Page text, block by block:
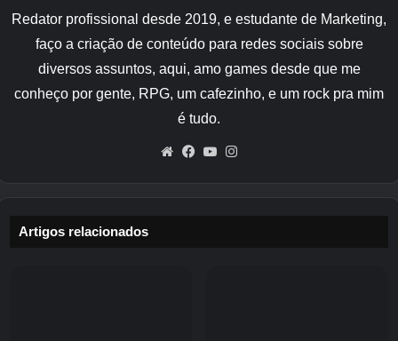
você sempre pode viajar no tempo até esta
data para começar.
Como iniciar o concurso de pular
em seu habitate siga estas etapas simples:
Redator profissional desde 2019, e estudante de Marketing,
faço a criação de conteúdo para redes sociais sobre
diversos assuntos, aqui, amo games desde que me
conheço por gente, RPG, um cafezinho, e um rock pra mim
é tudo.
WebsiteFacebook
YouTube
Artigos relacionados